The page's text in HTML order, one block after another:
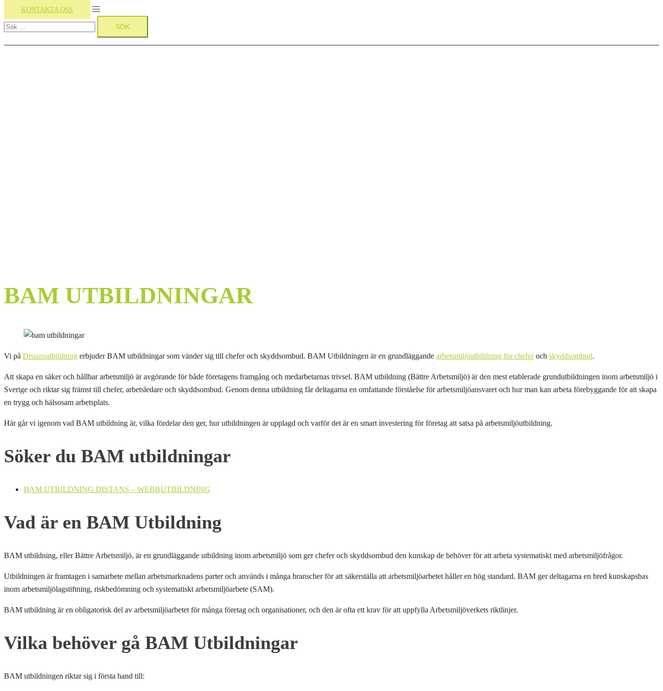
KONTAKTA OSS
Slå
på/av
meny
Sök
efter:
BAM UTBILDNINGAR
Vi på Distansutbildning erbjuder BAM utbildningar som vänder sig till chefer och skyddsombud. BAM Utbildningen är en grundläggande arbetsmiljöutbildning för cheferoch skyddsombud.
Att skapa en säker och hållbar arbetsmiljö är avgörande för både företagens framgång och medarbetarnas trivsel. BAM utbildning (Bättre Arbetsmiljö) är den mest etablerade grundutbildningen inom arbetsmiljö i
Sverige och riktar sig främst till chefer, arbetsledare och skyddsombud. Genom denna utbildning får deltagarna en omfattande förståelse för arbetsmiljöansvaret och hur man kan arbeta förebyggande för att skapa
en trygg och hälsosam arbetsplats.
Här går vi igenom vad BAM utbildning är, vilka fördelar den ger, hur utbildningen är upplagd och varför det är en smart investering för företag att satsa på arbetsmiljöutbildning.
Söker du BAM utbildningar
BAM UTBILDNING DISTANS – WEBBUTBILDNING
Vad är en BAM Utbildning
BAM utbildning, eller Bättre Arbetsmiljö, är en grundläggande utbildning inom arbetsmiljö som ger chefer och skyddsombud den kunskap de behöver för att arbeta systematiskt med arbetsmiljöfrågor.
Utbildningen är framtagen i samarbete mellan arbetsmarknadens parter och används i många branscher för att säkerställa att arbetsmiljöarbetet håller en hög standard. BAM ger deltagarna en bred kunskapsbas
inom arbetsmiljölagstiftning, riskbedömning och systematiskt arbetsmiljöarbete (SAM).
BAM utbildning är en obligatorisk del av arbetsmiljöarbetet för många företag och organisationer, och den är ofta ett krav för att uppfylla Arbetsmiljöverkets riktlinjer.
Vilka behöver gå BAM Utbildningar
BAM utbildningen riktar sig i första hand till: